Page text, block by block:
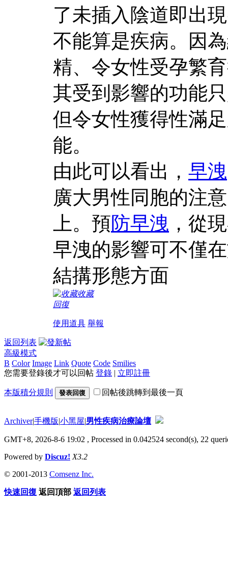
了未插入陰道即出
不能算是疾病。因
精、令女性受孕繁
其受到影響的功能
但令女性獲得性滿
能。
由此可以看出， 早洩
廣大男性同胞的注
上。預防早洩 ，從
早洩的影響可不僅
結搆形態方面
收藏
回復
使用道具 舉報
返回列表
高級模式
B Color Image Link Quote Code Smilies
您需要登錄後才可以回帖 登錄 | 立即註冊
本版積分規則 發表回復 回帖後跳轉到最後一頁
Archiver|手機版|小黑屋|男性疾病治療論壇
GMT+8, 2026-8-6 19:02 , Processed in 0.042524 second(s), 22
Powered by Discuz! X3.2
© 2001-2013 Comsenz Inc.
快速回復 返回頂部 返回列表